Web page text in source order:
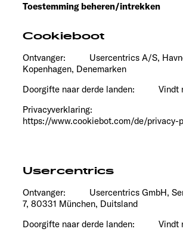
Toestemming beheren/intrekken
Cookieboot
Ontvanger: Usercentrics A/S,
Kopenhagen, Denemarken
Doorgifte naar derde landen: Vindt
Privacyverklaring:
https://www.cookiebot.com/de/privacy-
Usercentrics
Ontvanger: Usercentrics GmbH,
7, 80331 München, Duitsland
Doorgifte naar derde landen: Vindt